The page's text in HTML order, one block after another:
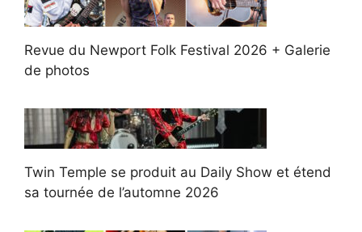
Revue du Newport Folk Festival 2026 + Galerie
de photos
Twin Temple se produit au Daily Show et étend
sa tournée de l’automne 2026